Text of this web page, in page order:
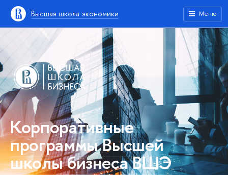
Высшая школа экономики Меню
Корпоративные
программы Высшей
школы бизнеса ВШЭ